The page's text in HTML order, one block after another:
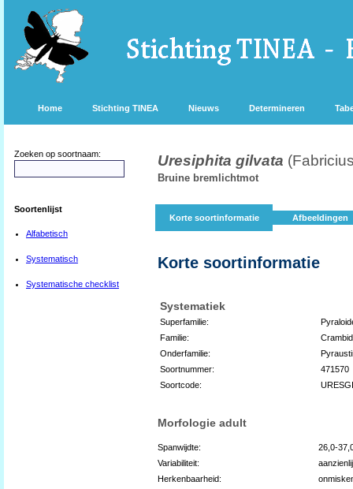
Home Stichting TINEA Nieuws Determineren
Zoeken op soortnaam:
Soortenlijst
Alfabetisch
Systematisch
Systematische checklist
Uresiphita gilvata
Bruine bremlichtmot
Korte soortinformatie Afbeeldingen
Korte soortinformatie
Systematiek
Superfamilie:
Familie:
Onderfamilie:
Soortnummer:
471570
Soortcode:
Morfologie adult
Spanwijdte:
26,0-
Variabiliteit:
Herkenbaarheid: